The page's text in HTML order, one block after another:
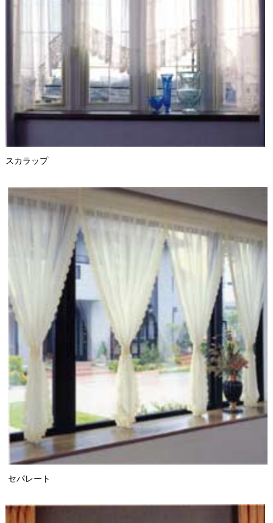
スカラップ
セパレート